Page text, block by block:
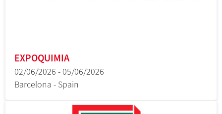
EXPOQUIMIA
02/06/2026 - 05/06/2026
Barcelona - Spain